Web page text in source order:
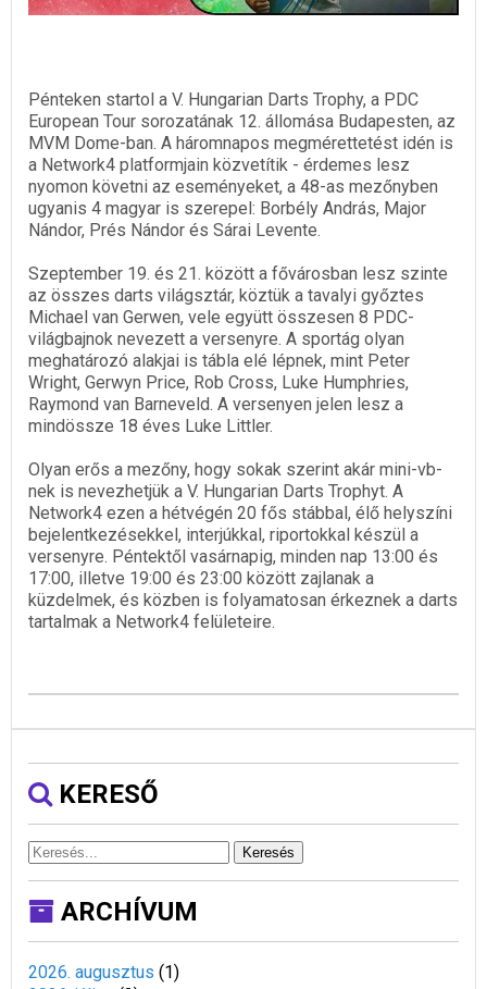
Pénteken startol a V. Hungarian Darts Trophy, a PDC
European Tour sorozatának 12. állomása Budapesten, az
MVM Dome-ban. A háromnapos megmérettetést idén is
a Network4 platformjain közvetítik - érdemes lesz
nyomon követni az eseményeket, a 48-as mezőnyben
ugyanis 4 magyar is szerepel: Borbély András, Major
Nándor, Prés Nándor és Sárai Levente.
Szeptember 19. és 21. között a fővárosban lesz szinte
az összes darts világsztár, köztük a tavalyi győztes
Michael van Gerwen, vele együtt összesen 8 PDC-
világbajnok nevezett a versenyre. A sportág olyan
meghatározó alakjai is tábla elé lépnek, mint Peter
Wright, Gerwyn Price, Rob Cross, Luke Humphries,
Raymond van Barneveld. A versenyen jelen lesz a
mindössze 18 éves Luke Littler.
Olyan erős a mezőny, hogy sokak szerint akár mini-vb-
nek is nevezhetjük a V. Hungarian Darts Trophyt. A
Network4 ezen a hétvégén 20 fős stábbal, élő helyszíni
bejelentkezésekkel, interjúkkal, riportokkal készül a
versenyre. Péntektől vasárnapig, minden nap 13:00 és
17:00, illetve 19:00 és 23:00 között zajlanak a
küzdelmek, és közben is folyamatosan érkeznek a darts
tartalmak a Network4 felületeire.
KERESŐ
Keresés
ARCHÍVUM
2026. augusztus (1)